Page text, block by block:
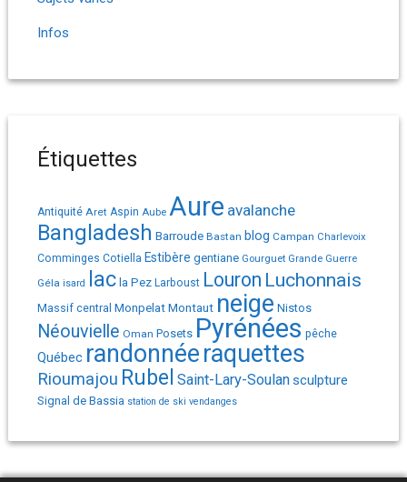
Infos
Étiquettes
Antiquité Aret Aspin Aube Aure avalanche
Bangladesh Barroude Bastan blog Campan Charlevoix
Comminges Cotiella Estibère gentiane Gourguet Grande Guerre
Géla isard lac la Pez Larboust Louron Luchonnais
Massif central MonpelatMontaut neige Nistos
Néouvielle Oman Posets Pyrénées pêche
Québec randonnéeraquettes
Rioumajou Rubel Saint-Lary-Soulansculpture
Signal de Bassia station de ski vendanges